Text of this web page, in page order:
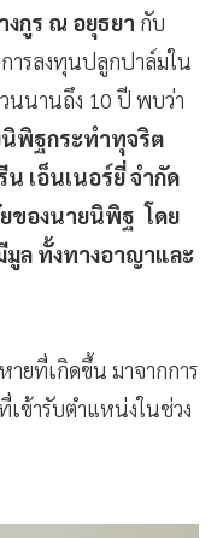
กูร ณ อยุธยา กับ
ารลงทุนปลูกปาล์มใน
นนานถึง 10 ปี พบว่า
พิฐกระทำทุจริต
เอ็นเนอร์ยี่ จำกัด
ยของนายนิพิฐ โดย
ล ทั้งทางอาญาและ
ยที่เกิดขึ้น มาจากการ
ข้ารับตำแหน่งในช่วง